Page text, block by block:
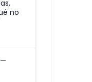
no